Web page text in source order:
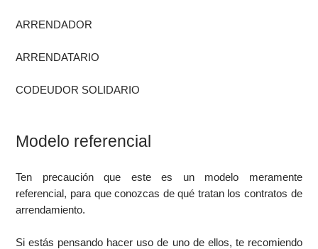
ARRENDADOR
ARRENDATARIO
CODEUDOR SOLIDARIO
Modelo referencial
Ten precaución que este es un modelo meramente
referencial, para que conozcas de qué tratan los contratos de
arrendamiento.
Si estás pensando hacer uso de uno de ellos, te recomiendo